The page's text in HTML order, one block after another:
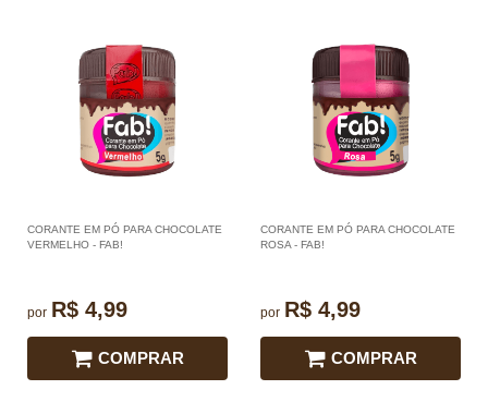
CORANTE EM PÓ PARA CHOCOLATE
VERMELHO - FAB!
por R$ 4,99
COMPRAR
CORANTE EM PÓ PARA CHOCOLATE
ROSA - FAB!
por R$ 4,99
COMPRAR